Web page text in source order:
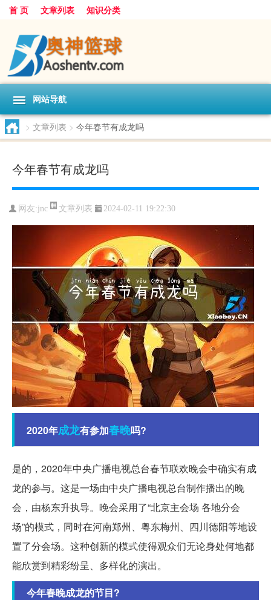
首 页 文章列表 知识分类
网站导航
> 文章列表 > 今年春节有成龙吗
今年春节有成龙吗
网友:jnc 文章列表 2024-02-11 19:22:30
2020年成龙有参加春晚吗?
是的，2020年中央广播电视总台春节联欢晚会中确实有成
龙的参与。这是一场由中央广播电视总台制作播出的晚
会，由杨东升执导。晚会采用了“北京主会场 各地分会
场”的模式，同时在河南郑州、粤东梅州、四川德阳等地设
置了分会场。这种创新的模式使得观众们无论身处何地都
能欣赏到精彩纷呈、多样化的演出。
今年春晚成龙的节目?